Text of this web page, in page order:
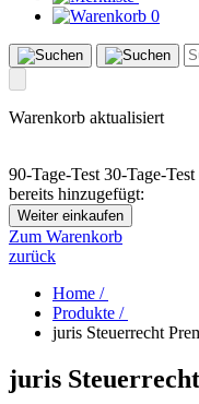
0
Warenkorb aktualisiert
90-Tage-Test 30-Tage-Test
bereits hinzugefügt:
Weiter einkaufen
Zum Warenkorb
zurück
Home /
Produkte /
juris Steuerrecht
juris